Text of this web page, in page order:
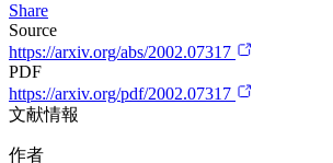
Share
Source
https://arxiv.org/abs/2002.07317
PDF
https://arxiv.org/pdf/2002.07317
文献情報
作者